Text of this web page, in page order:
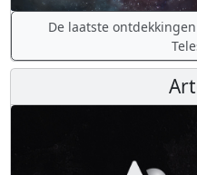
De laatste